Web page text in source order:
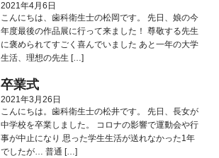
2021年4月6日
こんにちは、歯科衛生士の松岡です。 先日、娘の今
年度最後の作品展に行って来ました！ 尊敬する先生
に褒められてすごく喜んでいました あと一年の大学
生活、理想の先生 […]
卒業式
2021年3月26日
こんにちは。歯科衛生士の松井です。 先日、長女が
中学校を卒業しました。 コロナの影響で運動会や行
事が中止になり 思った学生生活が送れなかった1年
でしたが… 普通 […]